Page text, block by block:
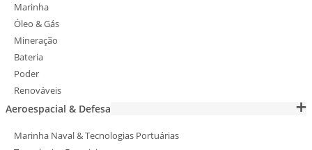
Marinha
Óleo & Gás
Mineração
Bateria
Poder
Renováveis
Aeroespacial & Defesa
Marinha Naval & Tecnologias Portuárias